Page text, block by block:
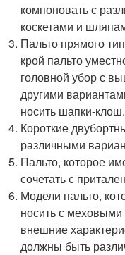
компоновать с
коскетами и
Пальто прямого
крой пальто
головной убор с
другими
носить шапки-клош.
Короткие
различными
Пальто, которое
сочетать с
Модели пальто,
носить с меховыми
внешние
должны быть